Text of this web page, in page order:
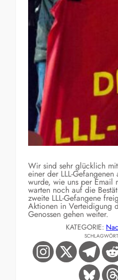
Wir sind sehr glücklich
einer der LLL-Gefangenen
wurde, wie uns per Email
warten noch auf die
zweite LLL-Gefangene
Aktionen in Verteidigung
Genossen gehen weiter.
KATEGORIE: